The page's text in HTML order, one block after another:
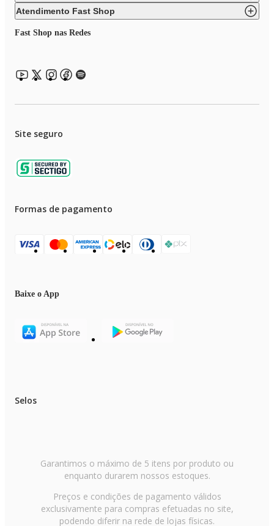
Atendimento Fast Shop
Fast Shop nas Redes
Site seguro
Formas de pagamento
Baixe o App
Selos
Garantimos o máximo de 5 itens por produto ou
enquanto durarem nossos estoques.
Preços e condições de pagamento válidos
exclusivamente para compras efetuadas no site,
podendo diferir na rede de lojas físicas.